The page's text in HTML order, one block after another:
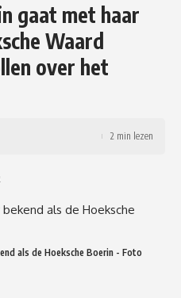
gaat met haar
Waard
over het
2 min lezen
als de Hoeksche Boerin - Foto